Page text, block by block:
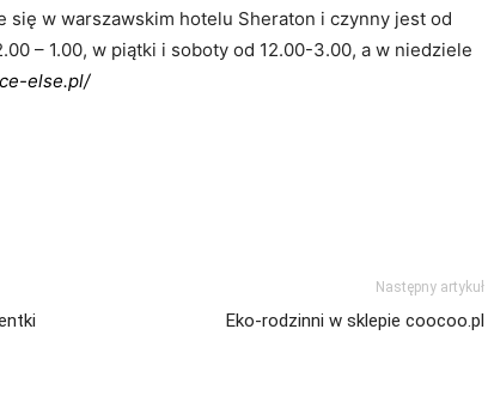
się w warszawskim hotelu Sheraton i czynny jest od
– 1.00, w piątki i soboty od 12.00-3.00, a w niedziele
else.pl/
Następny artykuł
Eko-rodzinni w sklepie coocoo.pl